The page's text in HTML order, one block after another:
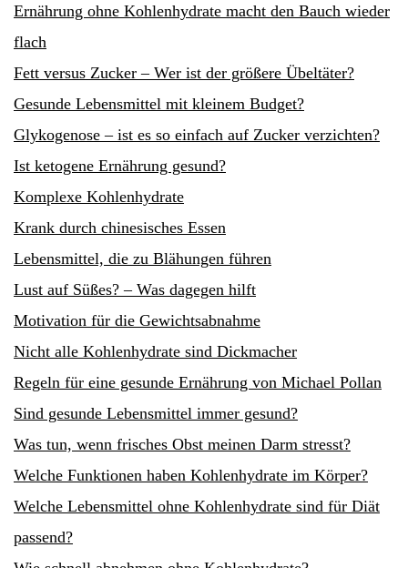
Ernährung ohne Kohlenhydrate macht den Bauch wieder
flach
Fett versus Zucker – Wer ist der größere Übeltäter?
Gesunde Lebensmittel mit kleinem Budget?
Glykogenose – ist es so einfach auf Zucker verzichten?
Ist ketogene Ernährung gesund?
Komplexe Kohlenhydrate
Krank durch chinesisches Essen
Lebensmittel, die zu Blähungen führen
Lust auf Süßes? – Was dagegen hilft
Motivation für die Gewichtsabnahme
Nicht alle Kohlenhydrate sind Dickmacher
Regeln für eine gesunde Ernährung von Michael Pollan
Sind gesunde Lebensmittel immer gesund?
Was tun, wenn frisches Obst meinen Darm stresst?
Welche Funktionen haben Kohlenhydrate im Körper?
Welche Lebensmittel ohne Kohlenhydrate sind für Diät
passend?